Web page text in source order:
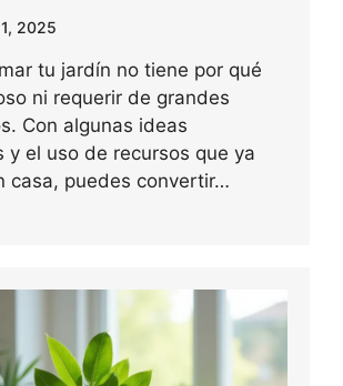
2025
tu jardín no tiene por qué
ni requerir de grandes
Con algunas ideas
y el uso de recursos que ya
casa, puedes convertir…